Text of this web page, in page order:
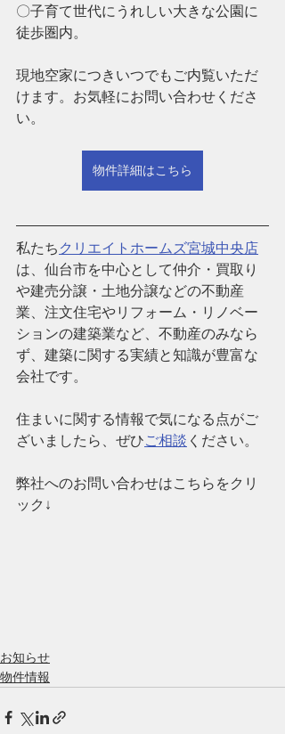
〇子育て世代にうれしい大きな公園に
徒歩圏内。
現地空家につきいつでもご内覧いただ
けます。お気軽にお問い合わせくださ
い。
物件詳細はこちら
私たち クリエイトホームズ宮城中央店
は、仙台市を中心として仲介・買取り
や建売分譲・土地分譲などの不動産
業、注文住宅やリフォーム・リノベー
ションの建築業など、 不動産のみなら
ず、建築に関する実績と知識が豊富な
会社です。
住まいに関する情報で気になる点がご
ざいましたら、ぜひご相談 ください。
弊社へのお問い合わせはこちらをクリ
ック↓
お知らせ
物件情報